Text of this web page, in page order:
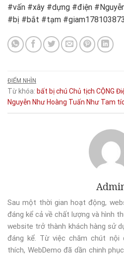
#vấn #xây #dựng #điện
#bị #bắt #tạm
ĐIỂM NHÌN
Từ khóa: bất bịchú Chủ tịch CỘNG
Nguyễn Như Hoàng Tuấn Như Tam
Sau một thời gian hoạt động,
đáng kể cả về chất lượng và hình
website trở thành khách hàng sử
đáng kể. Từ việc chăm chút nội
thích, WebDemo đã dần chinh